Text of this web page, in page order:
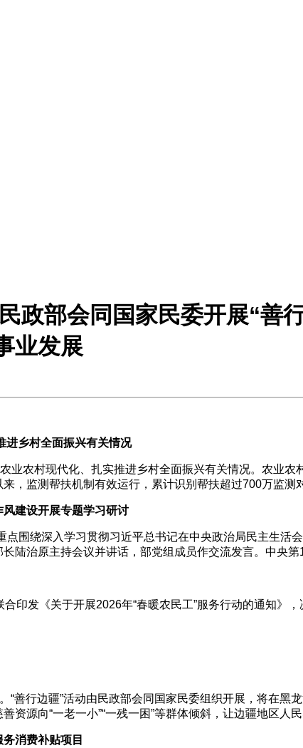
政部会同国家民委开展“善
业发展
进乡村全面振兴有关情况
农村现代化、扎实推进乡村全面振兴有关情况。农业农
，监测帮扶机制有效运行，累计识别帮扶超过700万监测
建设开展专题学习研讨
绕深入学习贯彻习近平总书记在中央政治局民主生活
陆治原主持会议并讲话，部党组成员作交流发言。中央第
发《关于开展2026年“春暖农民工”服务行动的通知》，
行边疆”活动由民政部会同国家民委组织开展，将在黑
源向“一老一小”“一残一困”等群体倾斜，让边疆地区人
消费补贴项目